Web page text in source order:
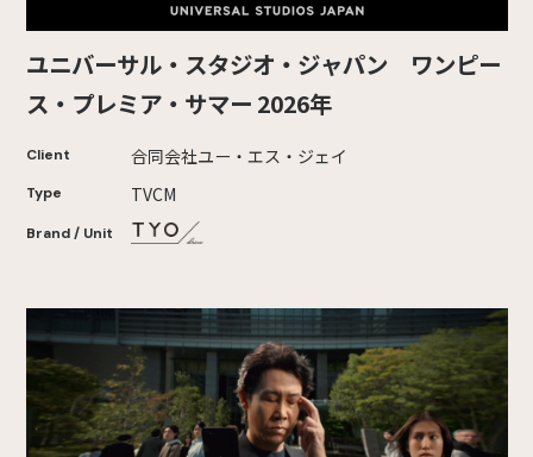
ユニバーサル・スタジオ・ジャパン ワンピー
ス・プレミア・サマー 2026年
Client 合同会社ユー・エス・ジェイ
Type TVCM
Brand / Unit